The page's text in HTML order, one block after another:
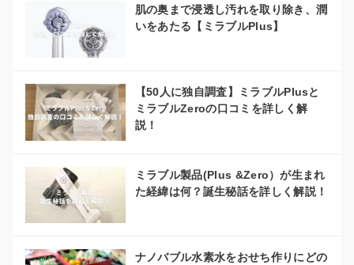
肌の奥まで浸透し汚れを取り除き、潤
いをあたる【ミラブルPlus】
【50人に独自調査】ミラブルPlusと
ミラブルZeroの口コミを詳しく解
説！
ミラブル製品(Plus &Zero）が生まれ
た経緯は何？誕生秘話を詳しく解説！
ナノバブル水素水をおせち作りにどの